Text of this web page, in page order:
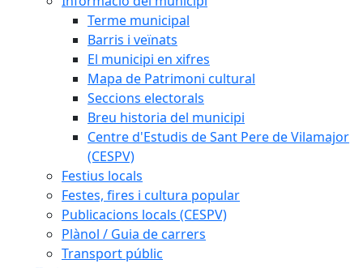
Terme municipal
Barris i veïnats
El municipi en xifres
Mapa de Patrimoni cultural
Seccions electorals
Breu historia del municipi
Centre d'Estudis de Sant Pere de Vilamajor
(CESPV)
Festius locals
Festes, fires i cultura popular
Publicacions locals (CESPV)
Plànol / Guia de carrers
Transport públic